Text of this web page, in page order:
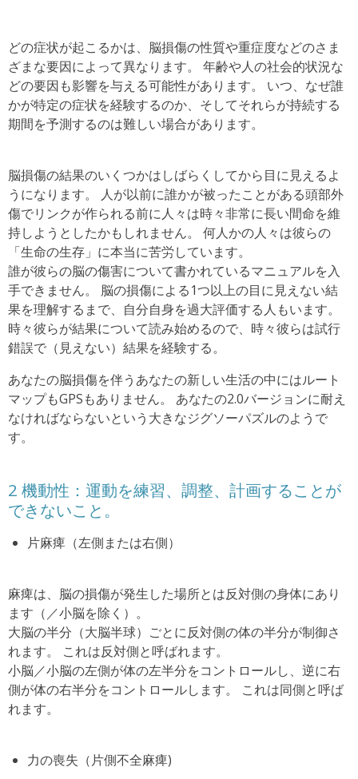
どの症状が起こるかは、脳損傷の性質や重症度などのさま
ざまな要因によって異なります。
年齢や人の社会的状況な
どの要因も影響を与える可能性があります。
いつ、なぜ誰
かが特定の症状を経験するのか、そしてそれらが持続する
期間を予測するのは難しい場合があります。
脳損傷の結果のいくつかはしばらくしてから目に見えるよ
うになります。 人が以前に誰かが被ったことがある頭部外
傷でリンクが作られる前に人々は時々非常に長い間命を維
持しようとしたかもしれません。 何人かの人々は彼らの
「生命の生存」に本当に苦労しています。
誰が彼らの脳の傷害について書かれているマニュアルを入
手できません。 脳の損傷による1つ以上の目に見えない結
果を理解するまで、自分自身を過大評価する人もいます。
時々彼らが結果について読み始めるので、時々彼らは試行
錯誤で（見えない）結果を経験する。
あなたの脳損傷を伴うあなたの新しい生活の中にはルート
マップもGPSもありません。 あなたの2.0バージョンに耐え
なければならないという大きなジグソーパズルのようで
す。
2 機動性：運動を練習、調整、計画することが
できないこと。
片麻痺（左側または右側）
麻痺は、脳の損傷が発生した場所とは反対側の身体にあり
ます（／小脳を除く）。
大脳の半分（大脳半球）ごとに反対側の体の半分が制御さ
れます。 これは反対側と呼ばれます。
小脳／小脳の左側が体の左半分をコントロールし、逆に右
側が体の右半分をコントロールします。 これは同側と呼ば
れます。
力の喪失（片側不全麻痺)